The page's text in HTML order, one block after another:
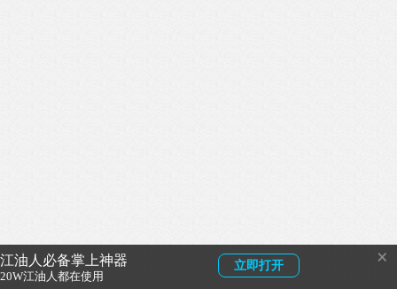
江油人必备掌上神器
20W江油人都在使用
立即打开 ×